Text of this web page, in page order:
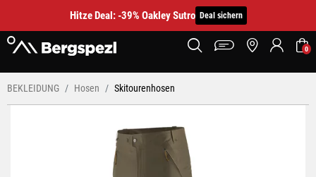
Hitze Deal: -39% Oakley Sutro Deal sichern
0
BEKLEIDUNG Hosen Skitourenhosen